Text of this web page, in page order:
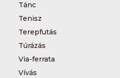
Tánc
Tenisz
Terepfutás
Túrázás
Via-ferrata
Vívás